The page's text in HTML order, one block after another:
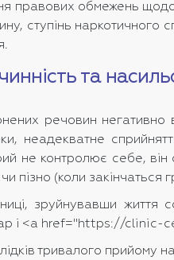
правових обмежень
ступінь
та
речовин негативно
неадекватне
не контролює себе,
пізно (коли
зруйнувавши життя
і <а href="https://clinic-
тривалого прийому